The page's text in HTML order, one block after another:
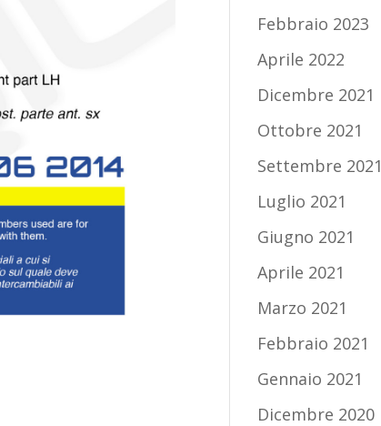
Febbraio 2023
Aprile 2022
Dicembre 2021
Ottobre 2021
Settembre 2021
Luglio 2021
Giugno 2021
Aprile 2021
Marzo 2021
Febbraio 2021
Gennaio 2021
Dicembre 2020